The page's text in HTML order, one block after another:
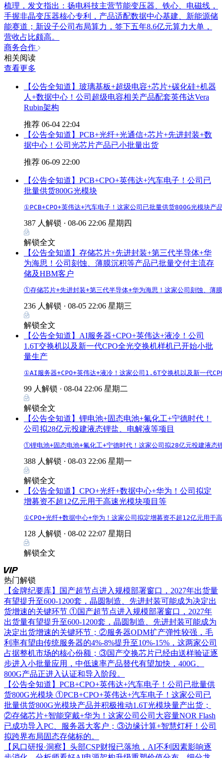
梳理，发文指出：扬电科技主营节能变压器、铁心、电磁线，
手握非晶变压器核心专利，产品适配数据中心基建、新能源储
能赛道；新设子公司布局算力，签下五年8.6亿元算力大单，
营收占比颇高。
商务合作
相关阅读
查看更多
【公告全知道】玻璃基板+超级电容+芯片+碳化硅+机器
人+数据中心！公司超级电容相关产品配套英伟达Vera
Rubin架构
推荐 06-04 22:04
【公告全知道】PCB+光纤+光通信+芯片+先进封装+数
据中心！公司光芯片产品已小批量出货
推荐 06-09 22:00
【公告全知道】PCB+CPO+英伟达+汽车电子！公司已
批量供货800G光模块
①PCB+CPO+英伟达+汽车电子！这家公司已批量供货800G光模块
387 人解锁 · 08-06 22:06 星期四
解锁全文
【公告全知道】存储芯片+先进封装+第三代半导体+华
为海思！公司刻蚀、薄膜沉积等产品已批量交付主流存
储及HBM客户
①存储芯片+先进封装+第三代半导体+华为海思！这家公司刻蚀、薄
236 人解锁 · 08-05 22:06 星期三
解锁全文
【公告全知道】AI服务器+CPO+英伟达+液冷！公司
1.6T交换机以及新一代CPO全光交换机样机已开始小批
量生产
①AI服务器+CPO+英伟达+液冷！这家公司1.6T交换机以及新一代
99 人解锁 · 08-04 22:06 星期二
解锁全文
【公告全知道】锂电池+固态电池+氟化工+宁德时代！
公司拟28亿元投建液态锂盐、电解液等项目
①锂电池+固态电池+氟化工+宁德时代！这家公司拟28亿元投建液
388 人解锁 · 08-03 22:06 星期一
解锁全文
【公告全知道】CPO+光纤+数据中心+华为！公司拟定
增募资不超12亿元用于高速光模块项目等
①CPO+光纤+数据中心+华为！这家公司拟定增募资不超12亿元用
128 人解锁 · 08-02 22:07 星期日
解锁全文
热门解锁
【金牌纪要库】国产超节点进入规模部署窗口，2027年出货量
有望提升至600-1200套，晶圆制造、先进封装可能成为决定出
货增速的关键环节 ①国产超节点进入规模部署窗口，2027年
出货量有望提升至600-1200套，晶圆制造、先进封装可能成为
决定出货增速的关键环节；②服务器ODM扩产弹性较强，毛
利率有望由传统服务器的4%-8%提升至10%-15%，这两家公司
占据整机市场的核心份额；③国产交换芯片已经由送样验证逐
步进入小批量应用，中低速率产品替代有望加快，400G、
800G产品正进入认证和导入阶段。
【公告全知道】PCB+CPO+英伟达+汽车电子！公司已批量供
货800G光模块 ①PCB+CPO+英伟达+汽车电子！这家公司已
批量供货800G光模块产品并积极推动1.6T光模块量产出货；
②存储芯片+智能穿戴+华为！这家公司公司大容量NOR Flash
已成功导入PC、服务器大客户；③边缘计算+智慧灯杆！公司
拟跨界布局固态存储标的。
【风口研报·洞察】头部CSP财报已落地，AI不利因素影响逐